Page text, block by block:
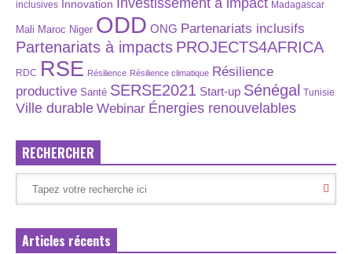
inclusives Innovation Investissement à impact Madagascar
Mali Maroc Niger ODD ONG Partenariats inclusifs
Partenariats à impacts PROJECTS4AFRICA
RDC RSE Résilience Résilience climatique Résilience
productive Santé SERSE2021 Start-up Sénégal Tunisie
Ville durable Webinar Énergies renouvelables
RECHERCHER
Articles récents